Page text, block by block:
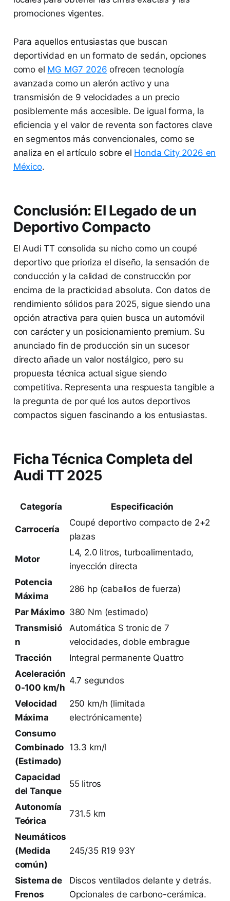
promociones vigentes.
Para aquellos entusiastas que buscan
deportividad en un formato de sedán, opciones
como el MG MG7 2026 ofrecen tecnología
avanzada como un alerón activo y una
transmisión de 9 velocidades a un precio
posiblemente más accesible. De igual forma, la
eficiencia y el valor de reventa son factores clave
en segmentos más convencionales, como se
analiza en el artículo sobre el Honda City 2026 en
México.
Conclusión: El Legado de un
Deportivo Compacto
El Audi TT consolida su nicho como un coupé
deportivo que prioriza el diseño, la sensación de
conducción y la calidad de construcción por
encima de la practicidad absoluta. Con datos de
rendimiento sólidos para 2025, sigue siendo una
opción atractiva para quien busca un automóvil
con carácter y un posicionamiento premium. Su
anunciado fin de producción sin un sucesor
directo añade un valor nostálgico, pero su
propuesta técnica actual sigue siendo
competitiva. Representa una respuesta tangible a
la pregunta de por qué los autos deportivos
compactos siguen fascinando a los entusiastas.
Ficha Técnica Completa del
Audi TT 2025
Categoría Especificación
Carrocería
Coupé deportivo compacto de 2+2
plazas
Motor
L4, 2.0 litros, turboalimentado,
inyección directa
Potencia
Máxima
286 hp (caballos de fuerza)
Par Máximo 380 Nm (estimado)
Transmisió
n
Automática S tronic de 7
velocidades, doble embrague
Tracción
Integral permanente Quattro
Aceleración
0-100 km/h
4.7 segundos
Velocidad
Máxima
250 km/h (limitada
electrónicamente)
Consumo
Combinado
(Estimado)
13.3 km/l
Capacidad
del Tanque
55 litros
Autonomía
Teórica
731.5 km
Neumáticos
(Medida
común)
245/35 R19 93Y
Sistema de
Frenos
Discos ventilados delante y detrás.
Opcionales de carbono-cerámica.